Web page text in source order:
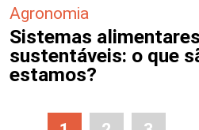
Agronomia
Sistemas
sustentáveis: o que
estamos?